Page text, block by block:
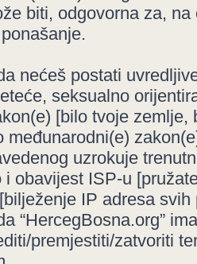
biti, odgovorna za,
nećeš postati
seksualno
[bilo tvoje zemlje,
međunarodni(e)
uzrokuje
i obavijest ISP-u
IP adresa
“HercegBosna.org”
premjestiti/zatvoriti